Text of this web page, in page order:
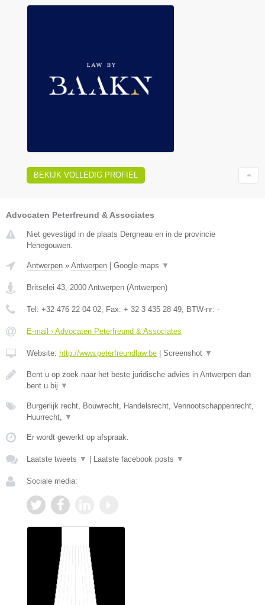
BEKIJK VOLLEDIG PROFIEL
Advocaten Peterfreund & Associates
Niet gevestigd in de plaats Dergneau en in de provincie
Henegouwen.
Antwerpen » Antwerpen Google maps ▼
Britselei 43, 2000 Antwerpen (Antwerpen)
Tel: +32 476 22 04 02, Fax: + 32 3 435 28 49, BTW-nr: -
E-mail › Advocaten Peterfreund & Associates
Website: http://www.peterfreundlaw.be Screenshot ▼
Bent u op zoek naar het beste juridische advies in Antwerpen dan
bent u bij ▼
Burgerlijk recht, Bouwrecht, Handelsrecht, Vennootschappenrecht,
Huurrecht, ▼
Er wordt gewerkt op afspraak.
Laatste tweets ▼ Laatste facebook posts ▼
Sociale media: